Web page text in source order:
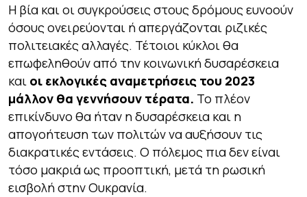
Η βία και οι συγκρούσεις στους δρόμους ευνοούν
όσους ονειρεύονται ή απεργάζονται ριζικές
πολιτειακές αλλαγές. Τέτοιοι κύκλοι θα
επωφεληθούν από την κοινωνική δυσαρέσκεια
και οι εκλογικές αναμετρήσεις του 2023
μάλλον θα γεννήσουν τέρατα. Το πλέον
επικίνδυνο θα ήταν η δυσαρέσκεια και η
απογοήτευση των πολιτών να αυξήσουν τις
διακρατικές εντάσεις. Ο πόλεμος πια δεν είναι
τόσο μακριά ως προοπτική, μετά τη ρωσική
εισβολή στην Ουκρανία.